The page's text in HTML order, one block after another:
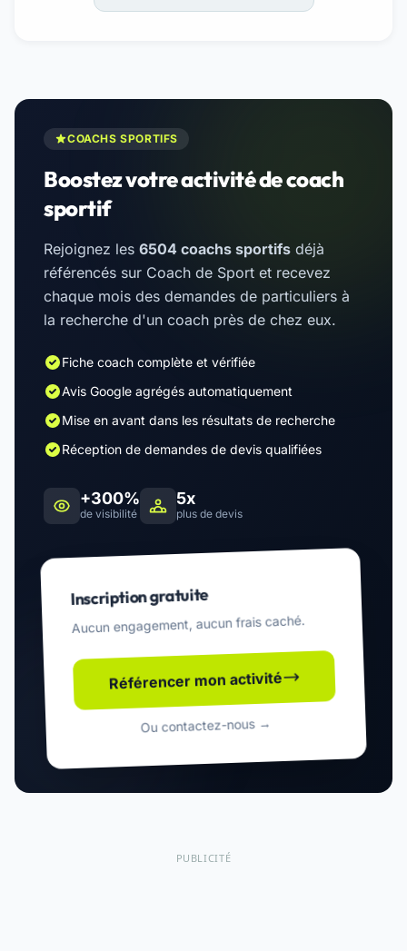
COACHS SPORTIFS
Boostez votre activité de coach
sportif
Rejoignez les 6504 coachs sportifs déjà
référencés sur Coach de Sport et recevez
chaque mois des demandes de particuliers à
la recherche d'un coach près de chez eux.
Fiche coach complète et vérifiée
Avis Google agrégés automatiquement
Mise en avant dans les résultats de recherche
Réception de demandes de devis qualifiées
+300%
de visibilité
5x
plus de devis
Inscription gratuite
Aucun engagement, aucun frais caché.
Référencer mon activité
Ou contactez-nous →
PUBLICITÉ